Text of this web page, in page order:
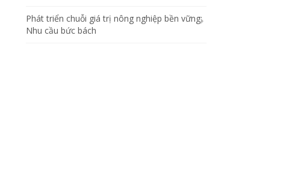
Phát triển chuỗi giá trị nông nghiệp bền vững:
Nhu cầu bức bách